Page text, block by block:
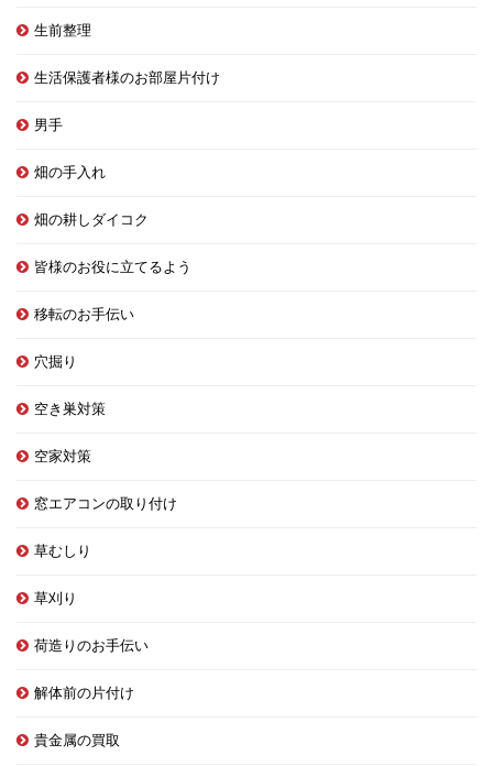
生前整理
生活保護者様のお部屋片付け
男手
畑の手入れ
畑の耕しダイコク
皆様のお役に立てるよう
移転のお手伝い
穴掘り
空き巣対策
空家対策
窓エアコンの取り付け
草むしり
草刈り
荷造りのお手伝い
解体前の片付け
貴金属の買取